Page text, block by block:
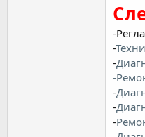
-
-
-
-
-
-
-